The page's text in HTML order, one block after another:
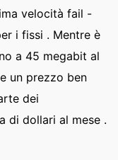
velocità fail -
i fissi . Mentre è
a 45 megabit al
un prezzo ben
dei
di dollari al mese .